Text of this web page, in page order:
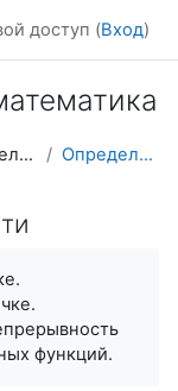
доступ (Вход)
Лекция 9. Предел функции. Непрерывные функции Определение непрерывности
функций.